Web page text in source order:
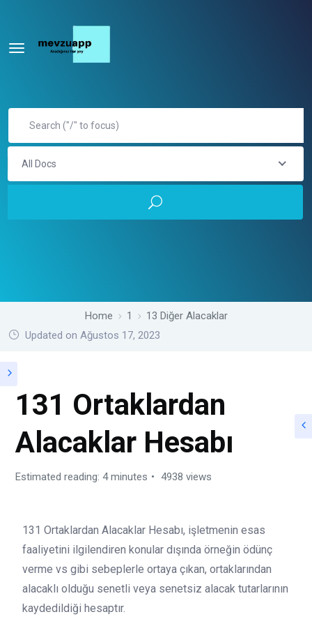
All Docs
Home 1
13 Diğer Alacaklar
Updated on Ağustos 17, 2023
131 Ortaklardan
Alacaklar Hesabı
Estimated reading: 4 minutes 4938 views
131 Ortaklardan Alacaklar Hesabı, işletmenin esas
faaliyetini ilgilendiren konular dışında örneğin ödünç
verme vs gibi sebeplerle ortaya çıkan, ortaklarından
alacaklı olduğu senetli veya senetsiz alacak tutarlarının
kaydedildiği hesaptır.